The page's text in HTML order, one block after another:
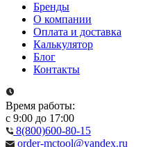
Бренды
О компании
Оплата и доставка
Калькулятор
Блог
Контакты
Время работы:
с 9:00 до 17:00
8(800)600-80-15
order-mctool@yandex.ru